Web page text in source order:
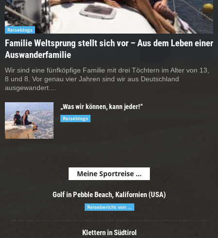
Reiseblogs
Familie Weltsprung stellt sich vor – Aus dem Leben einer
Auswanderfamilie
Wir sind eine fünfköpfige Familie mit drei Töchtern im Alter von 13,
8 und 8. Vor genau vier Jahren sind wir aus Deutschland
ausgewandert....
„Was wir können, kann jeder!“
Reiseblogs
Meine Sportreise ...
Golf in Pebble Beach, Kalifornien (USA)
Reisebericht von ...
Klettern in Südtirol